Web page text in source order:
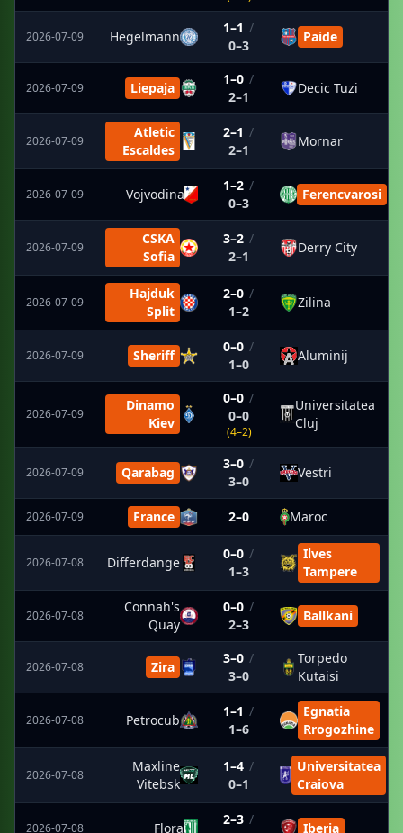
2026-07-09 Hegelmann
1–1 /
0–3
Paide
2026-07-09 Liepaja
1–0 /
2–1
Decic Tuzi
2026-07-09
Atletic
Escaldes
2–1 /
2–1
Mornar
2026-07-09 Vojvodina
1–2 /
0–3
Ferencvarosi
2026-07-09
CSKA
Sofia
3–2 /
2–1
Derry City
2026-07-09
Hajduk
Split
2–0 /
1–2
Zilina
2026-07-09 Sheriff
0–0 /
1–0
Aluminij
2026-07-09
Dinamo
Kiev
0–0 /
0–0
(4–2)
Universitatea
Cluj
2026-07-09 Qarabag
3–0 /
3–0
Vestri
2026-07-09 France 2–0 Maroc
2026-07-08 Differdange
0–0 /
1–3
Ilves
Tampere
2026-07-08
Connah's
Quay
0–0 /
2–3
Ballkani
2026-07-08 Zira
3–0 /
3–0
Torpedo
Kutaisi
2026-07-08 Petrocub
1–1 /
1–6
Egnatia
Rrogozhine
2026-07-08
Maxline
Vitebsk
1–4 /
0–1
Universitatea
Craiova
2026-07-08 Flora
2–3 /
Iberia